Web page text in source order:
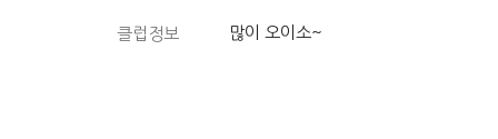
클럽정보 많이 오이소~